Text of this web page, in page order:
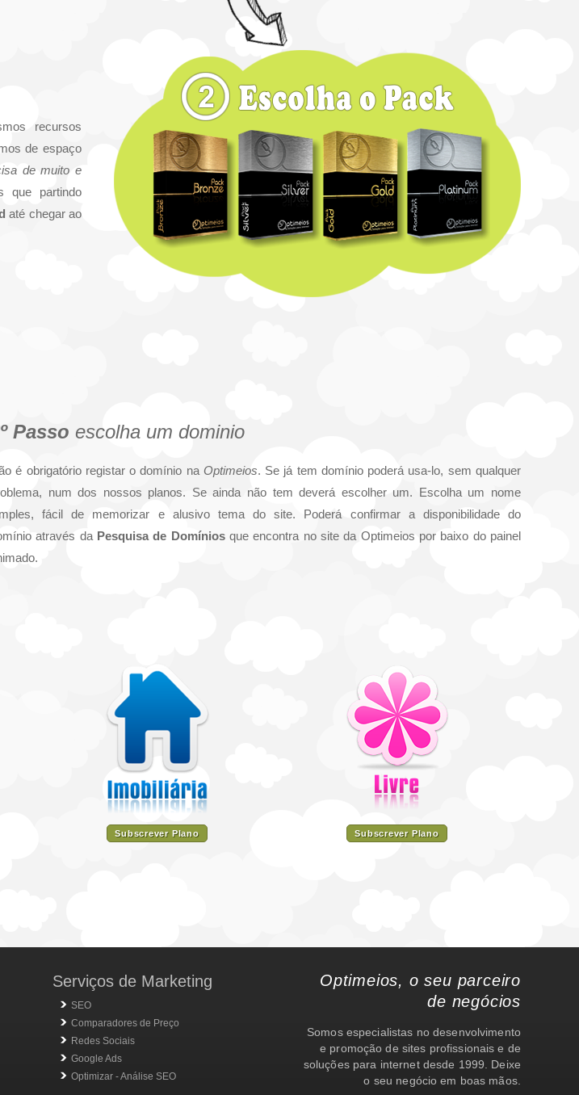
recursos
de espaço
de muito e
que partindo
até chegar ao
Passo escolha um dominio
é obrigatório registar o domínio na Optimeios. Se já tem domínio poderá usa-lo, sem qualquer
num dos nossos planos. Se ainda não tem deverá escolher um. Escolha um nome
fácil de memorizar e alusivo tema do site. Poderá confirmar a disponibilidade do
através da Pesquisa de Domínios que encontra no site da Optimeios por baixo do painel
Subscrever Plano Subscrever Plano
Serviços de Marketing
SEO
Comparadores de Preço
Redes Sociais
Google Ads
Optimizar - Análise SEO
Optimeios, o seu parceiro
de negócios
Somos especialistas no desenvolvimento
e promoção de sites profissionais e de
soluções para internet desde 1999. Deixe
o seu negócio em boas mãos.